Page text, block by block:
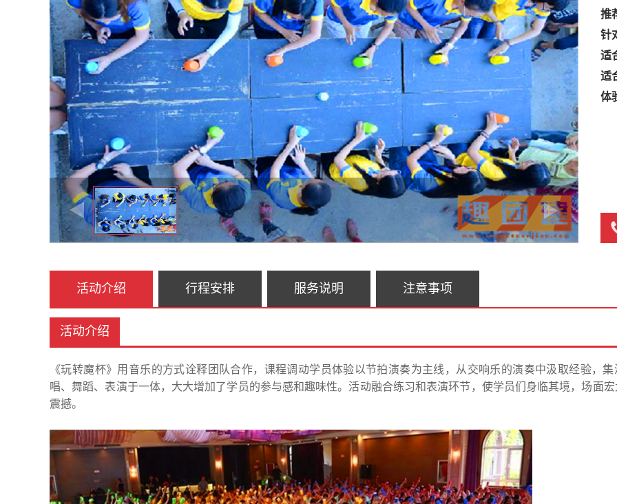
推
针
适
适
体
活动介绍 行程安排 服务说明 注意事项
活动介绍
《玩转魔杯》用音乐的方式诠释团队合作，课程调动学员体验以节拍演奏为主线，从交响乐的演奏中汲取经验，
唱、舞蹈、表演于一体，大大增加了学员的参与感和趣味性。活动融合练习和表演环节，使学员们身临其境，场面
震撼。